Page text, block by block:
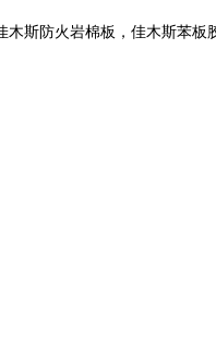
斯防火岩棉板，佳木斯苯